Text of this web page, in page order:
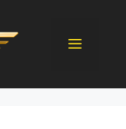
Menu